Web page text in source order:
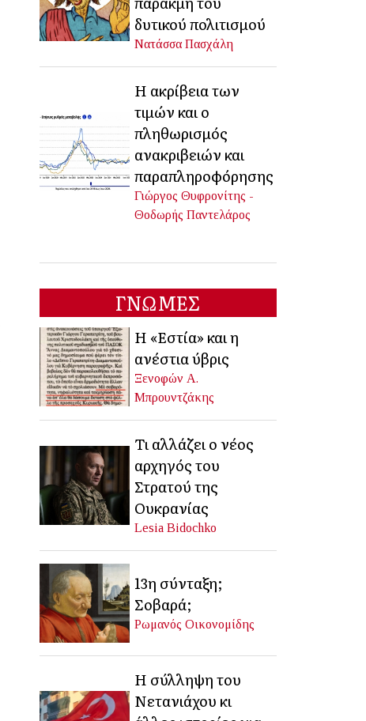
δυτικού πολιτισμού
Νατάσσα Πασχάλη
Η ακρίβεια των
τιμών και ο
πληθωρισμός
ανακριβειών και
παραπληροφόρησης
Γιώργος Θυφρονίτης -
Θοδωρής Παντελάρος
ΓΝΩΜΕΣ
Η «Εστία» και η
ανέστια ύβρις
Ξενοφών Α.
Μπρουντζάκης
Τι αλλάζει ο νέος
αρχηγός του
Στρατού της
Ουκρανίας
Lesia Bidochko
13η σύνταξη;
Σοβαρά;
Ρωμανός Οικονομίδης
Η σύλληψη του
Νετανιάχου κι